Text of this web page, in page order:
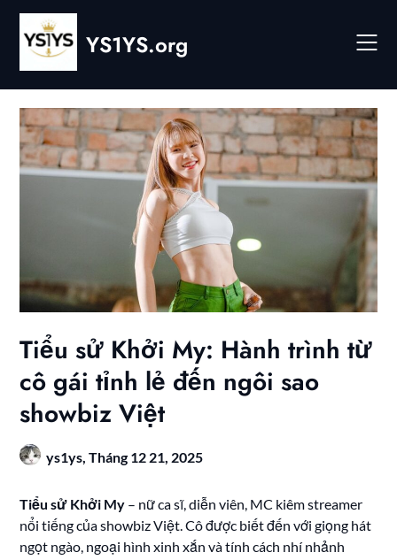
Skip
content
YS1YS.org
Tiểu sử Khởi My: Hành trình từ
cô gái tỉnh lẻ đến ngôi sao
showbiz Việt
ys1ys,Tháng 12 21, 2025
Tiểu sử Khởi My – nữ ca sĩ, diễn viên, MC kiêm streamer
nổi tiếng của showbiz Việt. Cô được biết đến với giọng hát
ngọt ngào, ngoại hình xinh xắn và tính cách nhí nhảnh